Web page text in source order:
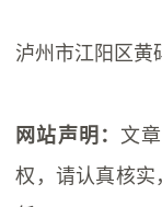
泸州市江阳区黄
网站声明： 文
权，请认真核